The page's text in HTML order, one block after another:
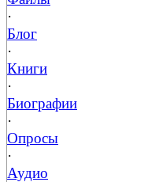
·
Блог
·
Книги
·
Биографии
·
Опросы
·
Аудио